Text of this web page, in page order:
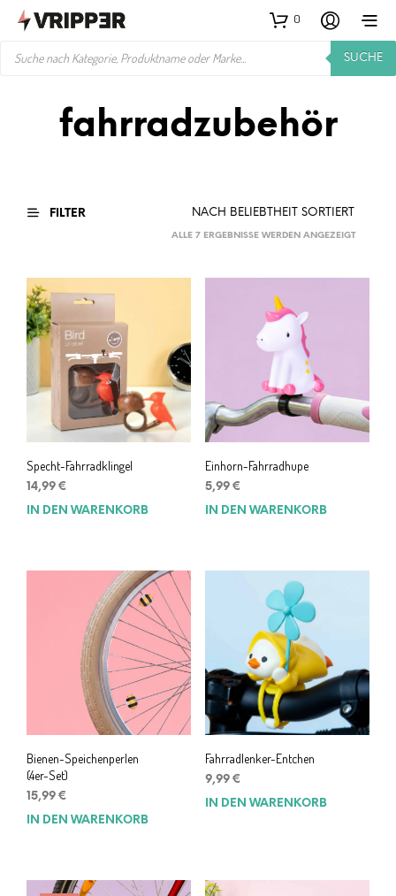
0
PRODUCTS
SUCHE
fahrradzubehör
FILTER
ALLE 7 ERGEBNISSE WERDEN ANGEZEIGTNACH
Specht-Fahrradklingel
14,99 €
IN DEN WARENKORB
Einhorn-Fahrradhupe
5,99 €
IN DEN WARENKORB
Bienen-Speichenperlen
(4er-Set)
15,99 €
IN DEN WARENKORB
Fahrradlenker-Entchen
9,99 €
IN DEN WARENKORB